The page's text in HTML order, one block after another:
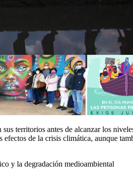
territorios antes de alcanzar los
de la crisis climática, aunque
y la degradación medioambiental